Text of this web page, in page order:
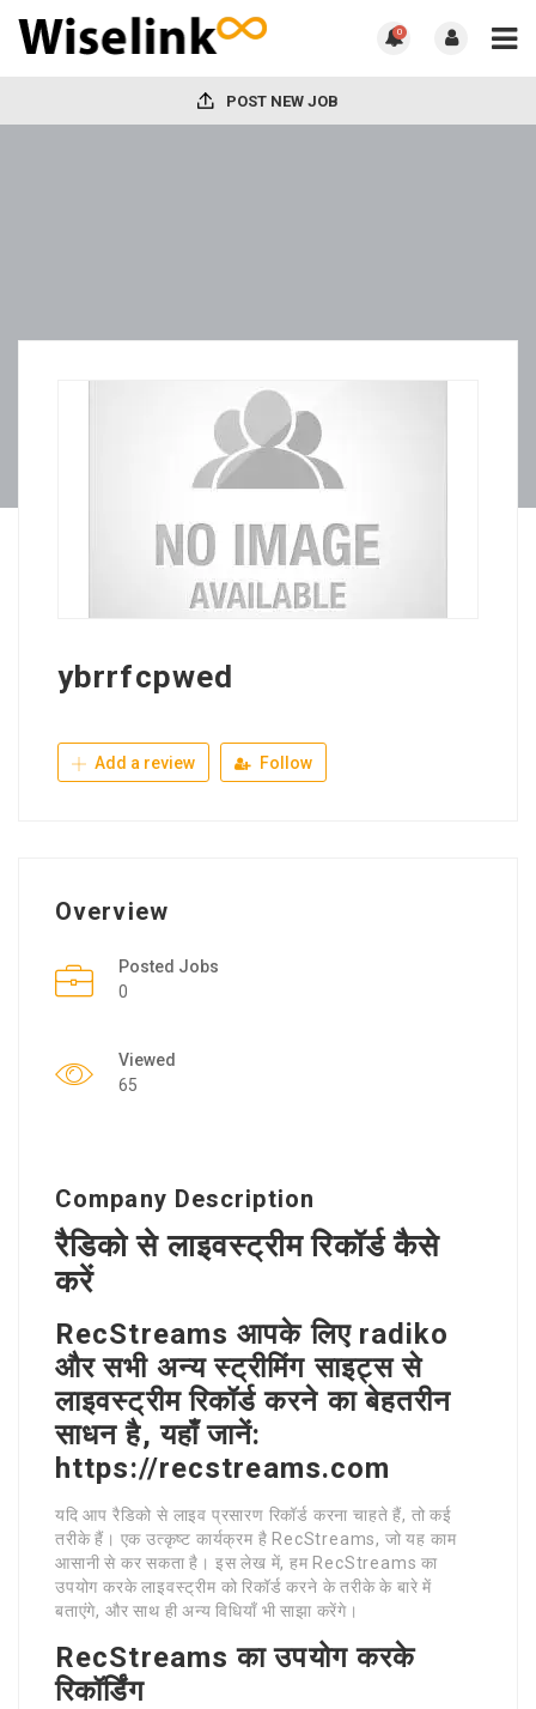
0
POST NEW JOB
ybrrfcpwed
Add a review Follow
Overview
Posted Jobs
0
Viewed
65
Company Description
रैडिको से लाइवस्ट्रीम रिकॉर्ड कैसे
करें
RecStreams आपके लिए radiko
और सभी अन्य स्ट्रीमिंग साइट्स से
लाइवस्ट्रीम रिकॉर्ड करने का बेहतरीन
साधन है, यहाँ जानें:
https://recstreams.com
यदि आप रैडिको से लाइव प्रसारण रिकॉर्ड करना चाहते हैं, तो कई
तरीके हैं। एक उत्कृष्ट कार्यक्रम है RecStreams, जो यह काम
आसानी से कर सकता है। इस लेख में, हम RecStreams का
उपयोग करके लाइवस्ट्रीम को रिकॉर्ड करने के तरीके के बारे में
बताएंगे, और साथ ही अन्य विधियाँ भी साझा करेंगे।
RecStreams का उपयोग करके
रिकॉर्डिंग